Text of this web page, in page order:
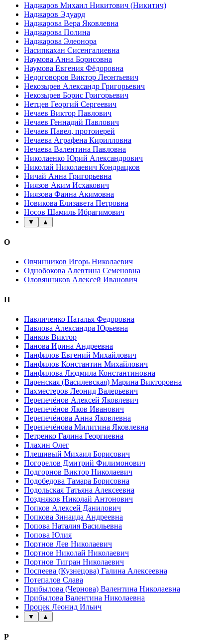
Наджаров Михаил Никитович (Никитич)
Наджаров Эдуард
Наджарова Вера Яковлевна
Наджарова Полина
Наджарова Элеонора
Насипкахан Сисенгалиевна
Наумова Анна Борисовна
Наумова Евгения Фёдоровна
Недоговоров Виктор Леонтьевич
Некозырев Александр Григорьевич
Некозырев Борис Григорьевич
Нетцев Георгий Сергеевич
Нечаев Виктор Павлович
Нечаев Геннадий Павлович
Нечаев Павел, протоиерей
Нечаева Аграфена Кирилловна
Нечаева Валентина Павловна
Николаенко Юрий Александрович
Николай Николаевич Кондрацков
Ничай Анна Григорьевна
Ниязов Аким Исхакович
Ниязова Фаина Акимовна
Новикова Елизавета Петровна
Носов Шамиль Ибрагимович
▼ ▲
О
Овчинников Игорь Николаевич
Однобокова Алевтина Семеновна
Оловянников Алексей Иванович
П
Павличенко Наталья Федоровна
Павлова Александра Юрьевна
Панков Виктор
Панова Ирина Андреевна
Панфилов Евгений Михайлович
Панфилов Константин Михайлович
Панфилова Людмила Константиновна
Паренская (Василевская) Марина Викторовна
Пахместеров Леонид Валерьевич
Перепечёнов Алексей Яковлевич
Перепечёнов Яков Иванович
Перепечёнова Анна Яковлевна
Перепечёнова Милитина Яковлевна
Петренко Галина Георгиевна
Плахин Олег
Плешивый Михаил Борисович
Погорелов Дмитрий Филимонович
Подгорнов Виктор Николаевич
Подобедова Тамара Борисовна
Подольская Татьяна Алексеевна
Поздняков Николай Антонович
Попков Алексей Данилович
Попкова Зинаида Андреевна
Попова Наталия Васильевна
Попова Юлия
Портнов Лев Николаевич
Портнов Николай Николаевич
Портнов Тигран Николаевич
Поспеева (Кузнецова) Галина Алексеевна
Потепалов Слава
Прибылова (Чернова) Валентина Николаевна
Прибылова Валентина Николаевна
Процек Леонид Ильич
▼ ▲
Р